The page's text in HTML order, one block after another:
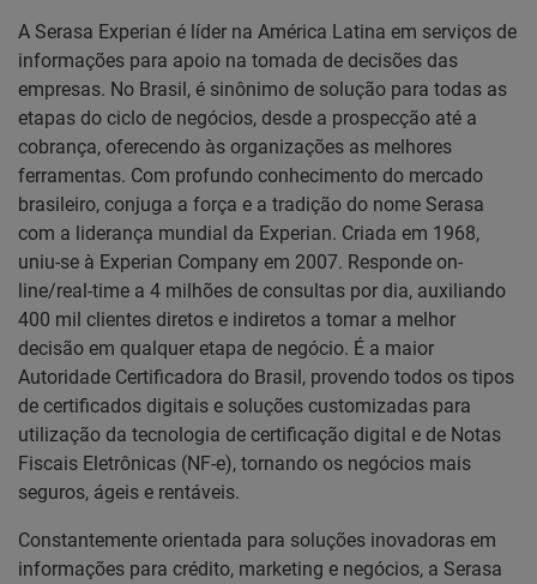
A Serasa Experian é líder na América Latina em serviços de
informações para apoio na tomada de decisões das
empresas. No Brasil, é sinônimo de solução para todas as
etapas do ciclo de negócios, desde a prospecção até a
cobrança, oferecendo às organizações as melhores
ferramentas. Com profundo conhecimento do mercado
brasileiro, conjuga a força e a tradição do nome Serasa
com a liderança mundial da Experian. Criada em 1968,
uniu-se à Experian Company em 2007. Responde on-
line/real-time a 4 milhões de consultas por dia, auxiliando
400 mil clientes diretos e indiretos a tomar a melhor
decisão em qualquer etapa de negócio. É a maior
Autoridade Certificadora do Brasil, provendo todos os tipos
de certificados digitais e soluções customizadas para
utilização da tecnologia de certificação digital e de Notas
Fiscais Eletrônicas (NF-e), tornando os negócios mais
seguros, ágeis e rentáveis.
Constantemente orientada para soluções inovadoras em
informações para crédito, marketing e negócios, a Serasa